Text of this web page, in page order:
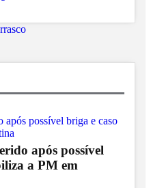
após possível
a PM em